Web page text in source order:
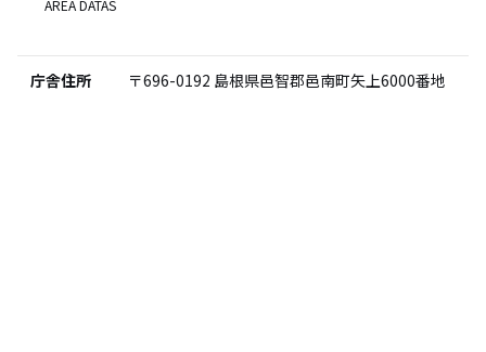
AREA DATAS
庁舎住所 〒696-0192 島根県邑智郡邑南町矢上6000番地